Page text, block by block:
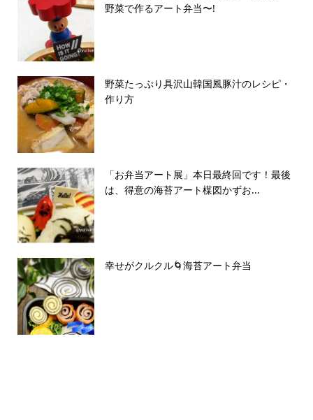
野菜で作るアート弁当〜!
野菜たっぷり具沢山韓国風豚汁のレシピ・
作り方
「お弁当アート展」本日最終回です！最後
は、得意の海苔アート楳図かずお...
幸せがクルクル🌀海苔アート弁当